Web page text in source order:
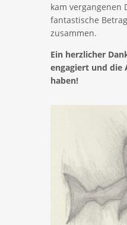
kam vergangenen
fantastische
zusammen.
Ein herzlicher
engagiert und
haben!